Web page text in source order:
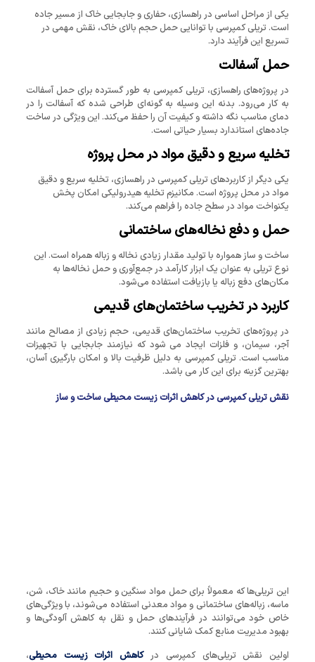
یکی از مراحل اساسی در راهسازی، حفاری و جابجایی خاک از مسیر جاده
است. تریلی کمپرسی با توانایی حمل حجم بالای خاک، نقش مهمی در
تسریع این فرآیند دارد.
حمل آسفالت
در پروژه‌های راهسازی، تریلی کمپرسی به‌ طور گسترده برای حمل آسفالت
به کار می‌رود. بدنه این وسیله به گونه‌ای طراحی شده که آسفالت را در
دمای مناسب نگه داشته و کیفیت آن را حفظ می‌کند. این ویژگی در ساخت
جاده‌های استاندارد بسیار حیاتی است.
تخلیه سریع و دقیق مواد در محل پروژه
یکی دیگر از کاربردهای تریلی کمپرسی در راهسازی، تخلیه سریع و دقیق
مواد در محل پروژه است. مکانیزم تخلیه هیدرولیکی امکان پخش
یکنواخت مواد در سطح جاده را فراهم می‌کند.
حمل و دفع نخاله‌های ساختمانی
ساخت و ساز همواره با تولید مقدار زیادی نخاله و زباله همراه است. این
نوع تریلی به‌ عنوان یک ابزار کارآمد در جمع‌آوری و حمل نخاله‌ها به
مکان‌های دفع زباله یا بازیافت استفاده می‌شود.
کاربرد در تخریب ساختمان‌های قدیمی
در پروژه‌های تخریب ساختمان‌های قدیمی، حجم زیادی از مصالح مانند
آجر، سیمان، و فلزات ایجاد می شود که نیازمند جابجایی با تجهیزات
مناسب است. تریلی کمپرسی به دلیل ظرفیت بالا و امکان بارگیری آسان،
بهترین گزینه برای این کار می باشد.
نقش تریلی کمپرسی در کاهش اثرات زیست محیطی ساخت و ساز
این تریلی‌ها که معمولاً برای حمل مواد سنگین و حجیم مانند خاک، شن،
ماسه، زباله‌های ساختمانی و مواد معدنی استفاده می‌شوند، با ویژگی‌های
خاص خود می‌توانند در فرآیندهای حمل و نقل به کاهش آلودگی‌ها و
بهبود مدیریت منابع کمک شایانی کنند.
اولین نقش تریلی‌های کمپرسی درکاهش اثرات زیست‌ محیطی،